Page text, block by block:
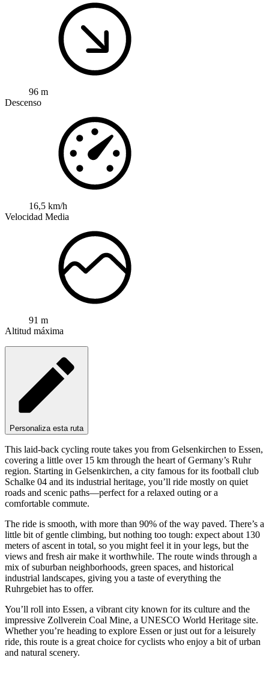
96 m
Descenso
16,5 km/h
Velocidad Media
91 m
Altitud máxima
Personaliza esta ruta
This laid-back cycling route takes you from Gelsenkirchen to Essen,
covering a little over 15 km through the heart of Germany’s Ruhr
region. Starting in Gelsenkirchen, a city famous for its football club
Schalke 04 and its industrial heritage, you’ll ride mostly on quiet
roads and scenic paths—perfect for a relaxed outing or a
comfortable commute.
The ride is smooth, with more than 90% of the way paved. There’s a
little bit of gentle climbing, but nothing too tough: expect about 130
meters of ascent in total, so you might feel it in your legs, but the
views and fresh air make it worthwhile. The route winds through a
mix of suburban neighborhoods, green spaces, and historical
industrial landscapes, giving you a taste of everything the
Ruhrgebiet has to offer.
You’ll roll into Essen, a vibrant city known for its culture and the
impressive Zollverein Coal Mine, a UNESCO World Heritage site.
Whether you’re heading to explore Essen or just out for a leisurely
ride, this route is a great choice for cyclists who enjoy a bit of urban
and natural scenery.